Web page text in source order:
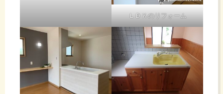
ＬＤＫのリフォーム